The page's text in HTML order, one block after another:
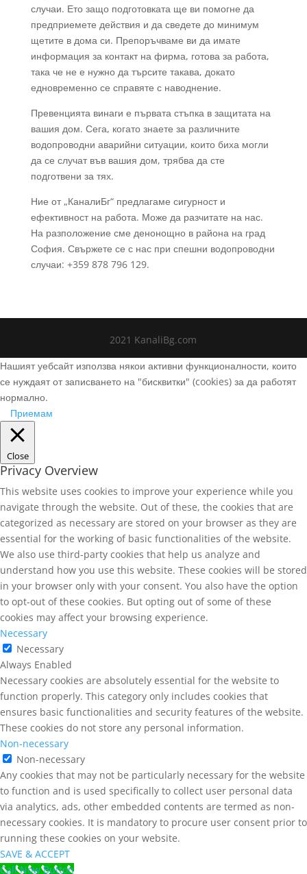
случаи. Ето защо подготовката ще ви помогне да
предприемете действия и да сведете до минимум
щетите в дома си. Препоръчваме ви да имате
информация за контакт на фирма, готова за работа,
така че не е нужно да търсите такава, докато
едновременно се справяте с наводнение.
Превенцията винаги е първата стъпка в защитата на
вашия дом. Сега, когато знаете за различните
водопроводни аварийни ситуации, които биха могли
да се случат във вашия дом, трябва да сте
подготвени за тях.
Ние от „КаналиБг“ предлагаме сигурност и
ефективност на работа. Може да разчитате на нас.
На разположение сме денонощно в района на град
София. Свържете се с нас при спешни водопроводни
случаи: +359 878 796 129.
2021 KanaliBg.com
Нашият уебсайт използва някои активни функционалности, които
се нуждаят от записването на "бисквитки" (cookies) за да работят
нормално.
Приемам
Close
Privacy Overview
This website uses cookies to improve your experience while you
navigate through the website. Out of these, the cookies that are
categorized as necessary are stored on your browser as they are
essential for the working of basic functionalities of the website.
We also use third-party cookies that help us analyze and
understand how you use this website. These cookies will be stored
in your browser only with your consent. You also have the option
to opt-out of these cookies. But opting out of some of these
cookies may affect your browsing experience.
Necessary
Necessary
Always Enabled
Necessary cookies are absolutely essential for the website to
function properly. This category only includes cookies that
ensures basic functionalities and security features of the website.
These cookies do not store any personal information.
Non-necessary
Non-necessary
Any cookies that may not be particularly necessary for the website
to function and is used specifically to collect user personal data
via analytics, ads, other embedded contents are termed as non-
necessary cookies. It is mandatory to procure user consent prior to
running these cookies on your website.
SAVE & ACCEPT
Call Now Button